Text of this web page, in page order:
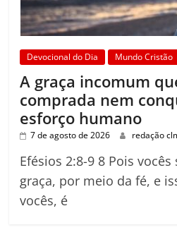
Devocional do Dia Mundo Cristão
A graça incomum
comprada nem
esforço humano
7 de agosto de 2026 redação
Efésios 2:8-9 8 Pois
graça, por meio da fé, e
vocês, é